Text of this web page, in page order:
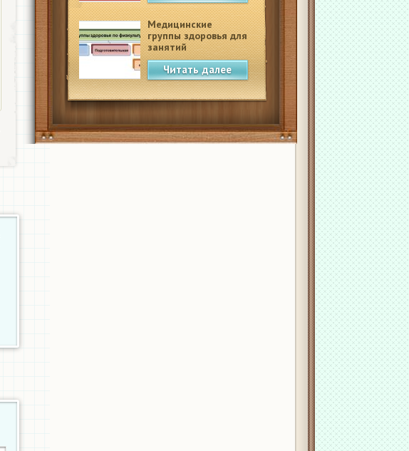
Медицинские
группы здоровья для
занятий
физкультурой в
школеЧитать далее